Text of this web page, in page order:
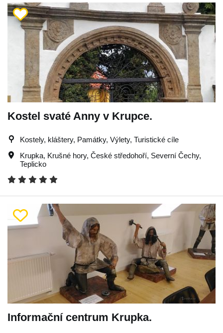
Kostel svaté Anny v Krupce.
Kostely, kláštery, Památky, Výlety, Turistické cíle
Krupka, Krušné hory, České středohoří, Severní Čechy,
Teplicko
Informační centrum Krupka.